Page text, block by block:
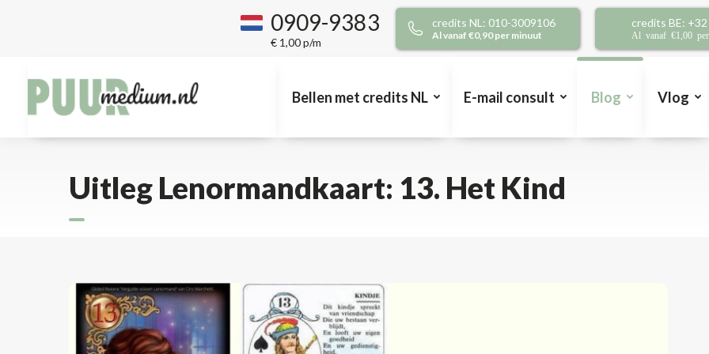
0909-9383
€ 1,00 p/m
credits NL: 010-3009106
Al vanaf €0,90 per minuut
credits BE:
Al vanaf €1,00
Bellen met credits NL E-mail consult Blog Vlog
Uitleg Lenormandkaart: 13. Het Kind